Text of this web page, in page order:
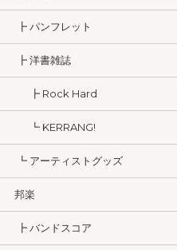
┣ パンフレット
┣ 洋書雑誌
┣ Rock Hard
┗ KERRANG!
┗ アーティストグッズ
邦楽
┣ バンドスコア